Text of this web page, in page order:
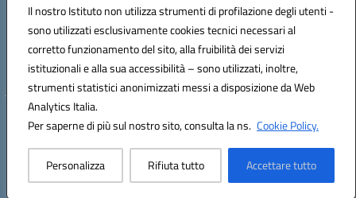
Il nostro Istituto non utilizza strumenti di profilazione degli utenti -
sono utilizzati esclusivamente cookies tecnici necessari al
corretto funzionamento del sito, alla fruibilità dei servizi
istituzionali e alla sua accessibilità – sono utilizzati, inoltre,
strumenti statistici anonimizzati messi a disposizione da Web
Analytics Italia.
Per saperne di più sul nostro sito, consulta la ns. Cookie Policy.
Personalizza Rifiuta tutto Accettare tutto
Codice fiscale: 97197050582
Codice meccanografico:RMIC86500P
Codice Indice delle Pubbliche Amministrazioni (IPA): istsc_RMIC86500P
Codice unico di fatturazione (CUF): UFSRRZ
Hosting & Powered by 3D Solution S.r.l.
Concept & Design by Designers Italia